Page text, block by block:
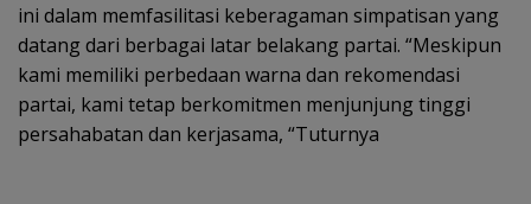
ini dalam memfasilitasi keberagaman simpatisan yang
datang dari berbagai latar belakang partai. “Meskipun
kami memiliki perbedaan warna dan rekomendasi
partai, kami tetap berkomitmen menjunjung tinggi
persahabatan dan kerjasama, “Tuturnya